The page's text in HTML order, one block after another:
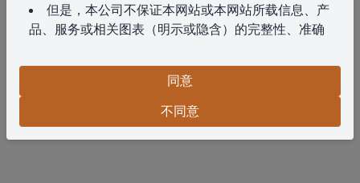
但是，本公司不保证本网站或本网站所载信息、产
品、服务或相关图表（明示或隐含）的完整性、准确
阁下对此类信息的依赖须完全自行承担风险。
在法律允许的最大范围内，对于因使用本网站或其
内容而引起与之相关的任何损失或损害（无论是直接、
间接、后果性或其他），本公司概不承担责任。
同意
不同意